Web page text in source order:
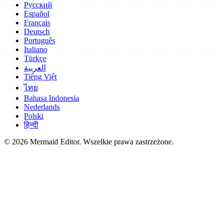
Русский
Español
Français
Deutsch
Português
Italiano
Türkçe
العربية
Tiếng Việt
ไทย
Bahasa Indonesia
Nederlands
Polski
हिन्दी
© 2026 Mermaid Editor. Wszelkie prawa zastrzeżone.